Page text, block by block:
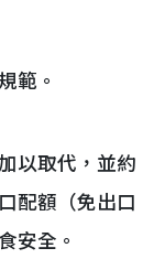
範。
以取代，並約
配額（免出口
安全。